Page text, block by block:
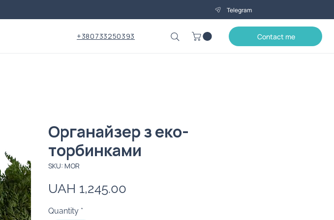
Telegram
+380733250393 Contact me
Органайзер з еко-
торбинками
SKU: MOR
UAH 1,245.00Price
Quantity *